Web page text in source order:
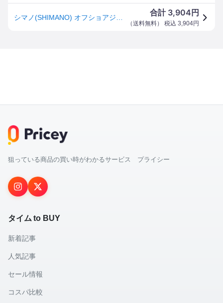
合計 3,904 円
（送料無料） 税込 3,904円
狙っている商品の買い時がわかるサービス プライシー
タイム to BUY
新着記事
人気記事
セール情報
コスパ比較